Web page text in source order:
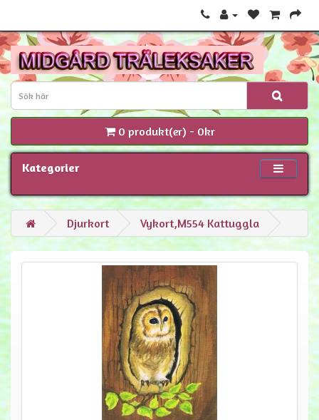
0 produkt(er) - 0kr
Kategorier
Djurkort Vykort,M554 Kattuggla